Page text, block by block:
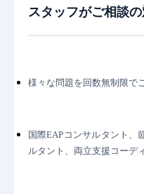
スタッフがご相談
様々な問題を回数無制限で
国際EAPコンサルタント、
ルタント、両立支援コーデ